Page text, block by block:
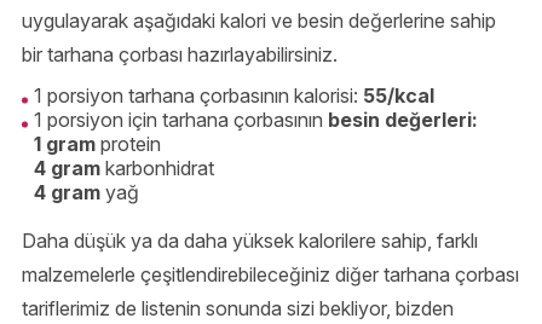
uygulayarak aşağıdaki kalori ve besin değerlerine sahip
bir tarhana çorbası hazırlayabilirsiniz.
1 porsiyon tarhana çorbasının kalorisi: 55/kcal
1 porsiyon için tarhana çorbasının besin değerleri:
1 gram protein
4 gram karbonhidrat
4 gram yağ
Daha düşük ya da daha yüksek kalorilere sahip, farklı
malzemelerle çeşitlendirebileceğiniz diğer tarhana çorbası
tariflerimiz de listenin sonunda sizi bekliyor, bizden